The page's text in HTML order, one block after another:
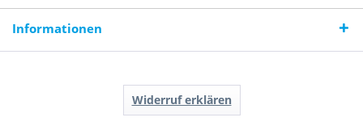
Informationen
Widerruf erklären